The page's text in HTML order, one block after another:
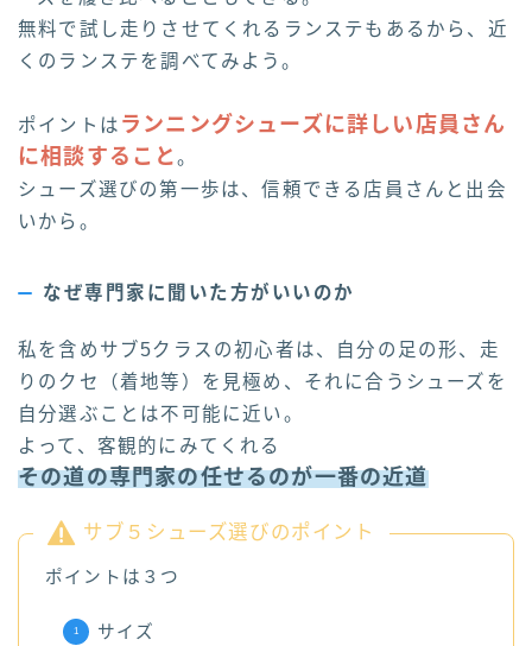
無料で試し走りさせてくれるランステもあるから、近
くのランステを調べてみよう。
ポイントは ランニングシューズに詳しい店員さん
に相談すること。
シューズ選びの第一歩は、信頼できる店員さんと出会
いから。
なぜ専門家に聞いた方がいいのか
私を含めサブ5クラスの初心者は、自分の足の形、走
りのクセ（着地等）を見極め、それに合うシューズを
自分選ぶことは不可能に近い。
よって、客観的にみてくれる
その道の専門家の任せるのが一番の近道
サブ５シューズ選びのポイント
ポイントは３つ
サイズ